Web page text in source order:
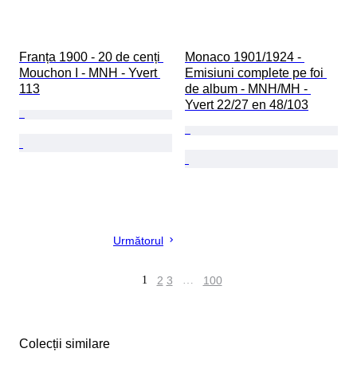
Franța 1900 - 20 de cenți
Mouchon I - MNH - Yvert
113
Monaco 1901/1924 -
Emisiuni complete pe foi
de album - MNH/MH -
Yvert 22/27 en 48/103
Următorul
1 2 3 … 100
Colecții similare